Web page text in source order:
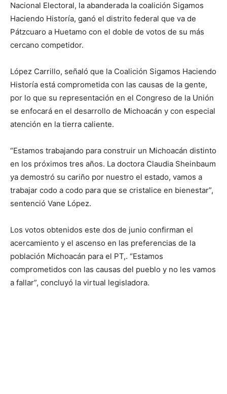
Nacional Electoral, la abanderada la coalición Sigamos
Haciendo Historía, ganó el distrito federal que va de
Pátzcuaro a Huetamo con el doble de votos de su más
cercano competidor.
López Carrillo, señaló que la Coalición Sigamos Haciendo
Historía está comprometida con las causas de la gente,
por lo que su representación en el Congreso de la Unión
se enfocará en el desarrollo de Michoacán y con especial
atención en la tierra caliente.
“Estamos trabajando para construir un Michoacán distinto
en los próximos tres años. La doctora Claudia Sheinbaum
ya demostró su cariño por nuestro el estado, vamos a
trabajar codo a codo para que se cristalice en bienestar”,
sentenció Vane López.
Los votos obtenidos este dos de junio confirman el
acercamiento y el ascenso en las preferencias de la
población Michoacán para el PT,. “Estamos
comprometidos con las causas del pueblo y no les vamos
a fallar”, concluyó la virtual legisladora.